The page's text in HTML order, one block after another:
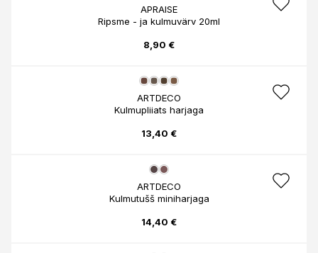
APRAISE
Ripsme - ja kulmuvärv 20ml
8,90 €
ARTDECO
Kulmupliiats harjaga
13,40 €
ARTDECO
Kulmutušš miniharjaga
14,40 €